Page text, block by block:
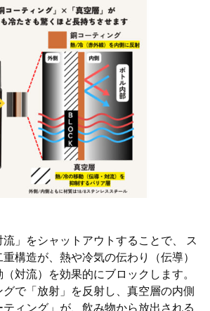
」をシャットアウトすることで、 ス
構造が、熱や冷気の伝わり（伝導）
対流）を効果的にブロックします。
で「放射」を反射し、真空層の内側
ィング」が、飲み物から放出される